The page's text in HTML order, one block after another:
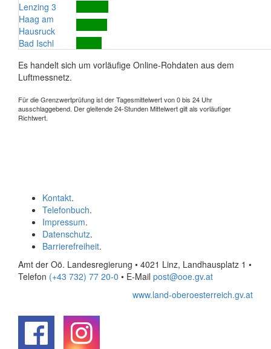
Lenzing 3
Haag am
Hausruck
Bad Ischl
Es handelt sich um vorläufige Online-Rohdaten aus dem
Luftmessnetz.
Für die Grenzwertprüfung ist der Tagesmittelwert von 0 bis 24 Uhr
ausschlaggebend. Der gleitende 24-Stunden Mittelwert gilt als vorläufiger
Richtwert.
Kontakt.
Telefonbuch.
Impressum.
Datenschutz.
Barrierefreiheit.
Amt der Oö. Landesregierung • 4021 Linz, Landhausplatz 1 •
Telefon (+43 732) 77 20-0 • E-Mail post@ooe.gv.at
www.land-oberoesterreich.gv.at